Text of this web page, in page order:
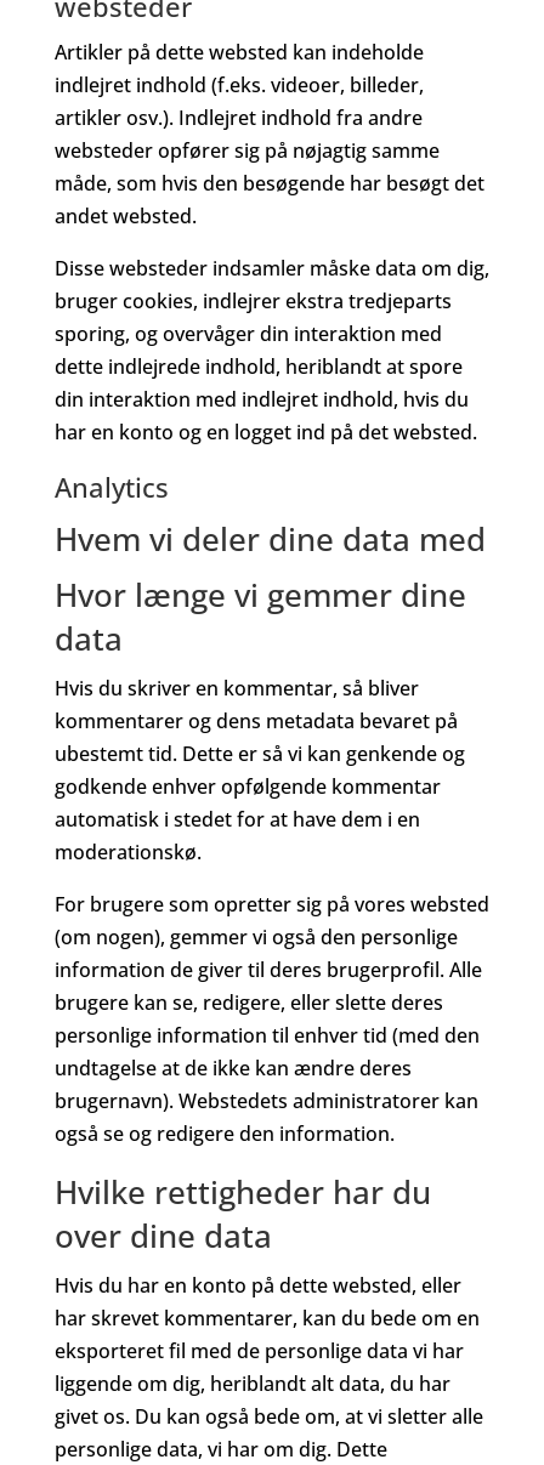
Artikler på dette websted kan indeholde
indlejret indhold (f.eks. videoer, billeder,
artikler osv.). Indlejret indhold fra andre
websteder opfører sig på nøjagtig samme
måde, som hvis den besøgende har besøgt det
andet websted.
Disse websteder indsamler måske data om dig,
bruger cookies, indlejrer ekstra tredjeparts
sporing, og overvåger din interaktion med
dette indlejrede indhold, heriblandt at spore
din interaktion med indlejret indhold, hvis du
har en konto og en logget ind på det websted.
Analytics
Hvem vi deler dine data med
Hvor længe vi gemmer dine
data
Hvis du skriver en kommentar, så bliver
kommentarer og dens metadata bevaret på
ubestemt tid. Dette er så vi kan genkende og
godkende enhver opfølgende kommentar
automatisk i stedet for at have dem i en
moderationskø.
For brugere som opretter sig på vores websted
(om nogen), gemmer vi også den personlige
information de giver til deres brugerprofil. Alle
brugere kan se, redigere, eller slette deres
personlige information til enhver tid (med den
undtagelse at de ikke kan ændre deres
brugernavn). Webstedets administratorer kan
også se og redigere den information.
Hvilke rettigheder har du
over dine data
Hvis du har en konto på dette websted, eller
har skrevet kommentarer, kan du bede om en
eksporteret fil med de personlige data vi har
liggende om dig, heriblandt alt data, du har
givet os. Du kan også bede om, at vi sletter alle
personlige data, vi har om dig. Dette